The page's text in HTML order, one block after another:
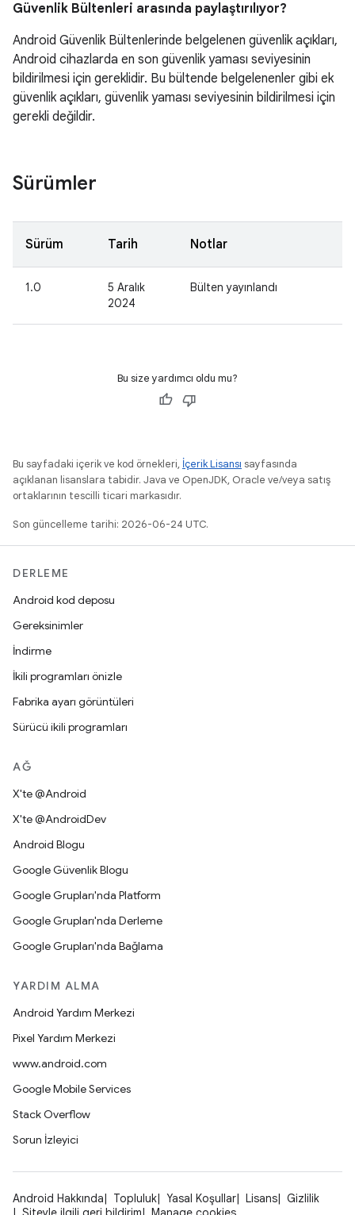
Güvenlik Bültenleri arasında paylaştırılıyor?
Android Güvenlik Bültenlerinde belgelenen güvenlik açıkları,
Android cihazlarda en son güvenlik yaması seviyesinin
bildirilmesi için gereklidir. Bu bültende belgelenenler gibi ek
güvenlik açıkları, güvenlik yaması seviyesinin bildirilmesi için
gerekli değildir.
Sürümler
Sürüm Tarih Notlar
1.0
5 Aralık
2024
Bülten yayınlandı
Bu size yardımcı oldu mu?
Bu sayfadaki içerik ve kod örnekleri, İçerik Lisansı sayfasında
açıklanan lisanslara tabidir. Java ve OpenJDK, Oracle ve/veya satış
ortaklarının tescilli ticari markasıdır.
Son güncelleme tarihi: 2026-06-24 UTC.
DERLEME
Android kod deposu
Gereksinimler
İndirme
İkili programları önizle
Fabrika ayarı görüntüleri
Sürücü ikili programları
AĞ
X'te @Android
X'te @AndroidDev
Android Blogu
Google Güvenlik Blogu
Google Grupları'nda Platform
Google Grupları'nda Derleme
Google Grupları'nda Bağlama
YARDIM ALMA
Android Yardım Merkezi
Pixel Yardım Merkezi
www.android.com
Google Mobile Services
Stack Overflow
Sorun İzleyici
Android Hakkında Topluluk Yasal Koşullar Lisans
Gizlilik